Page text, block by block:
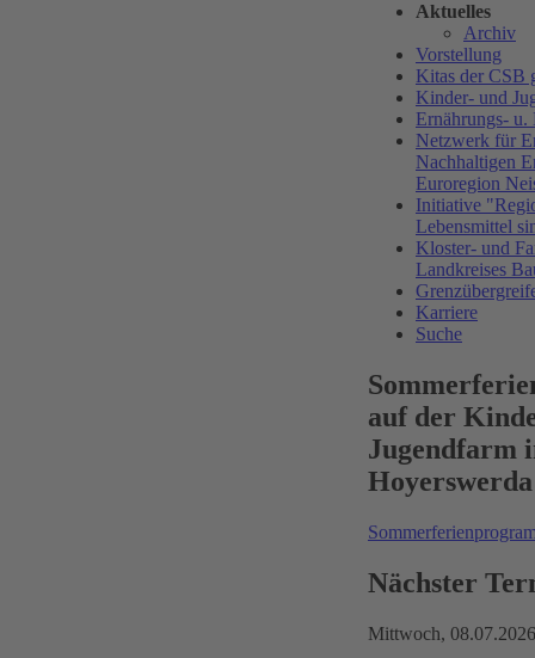
Aktuelles
Archiv
Vorstellung
Kitas der CSB
Kinder- und
Ernährungs- u.
Netzwerk für
Nachhaltigen
Euroregion
Initiative
Lebensmittel
Kloster- und
Landkreises
Karriere
Suche
auf der
Jugendfarm
Hoyerswerda
Nächster
Mittwoch, 08.07.2026